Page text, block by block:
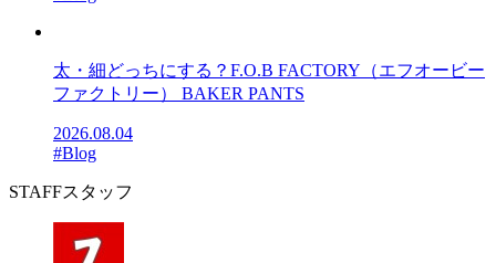
太・細どっちにする？F.O.B FACTORY（エフオービー
ファクトリー） BAKER PANTS
2026.08.04
#Blog
STAFFスタッフ